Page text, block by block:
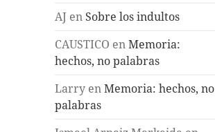
AJ en Sobre los indultos
CAUSTICO enMemoria:
hechos, no palabras
Larry enMemoria: hechos, no
palabras